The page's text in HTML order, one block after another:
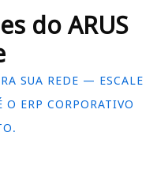
do ARUS
SUA REDE — ESCALE
ERP CORPORATIVO